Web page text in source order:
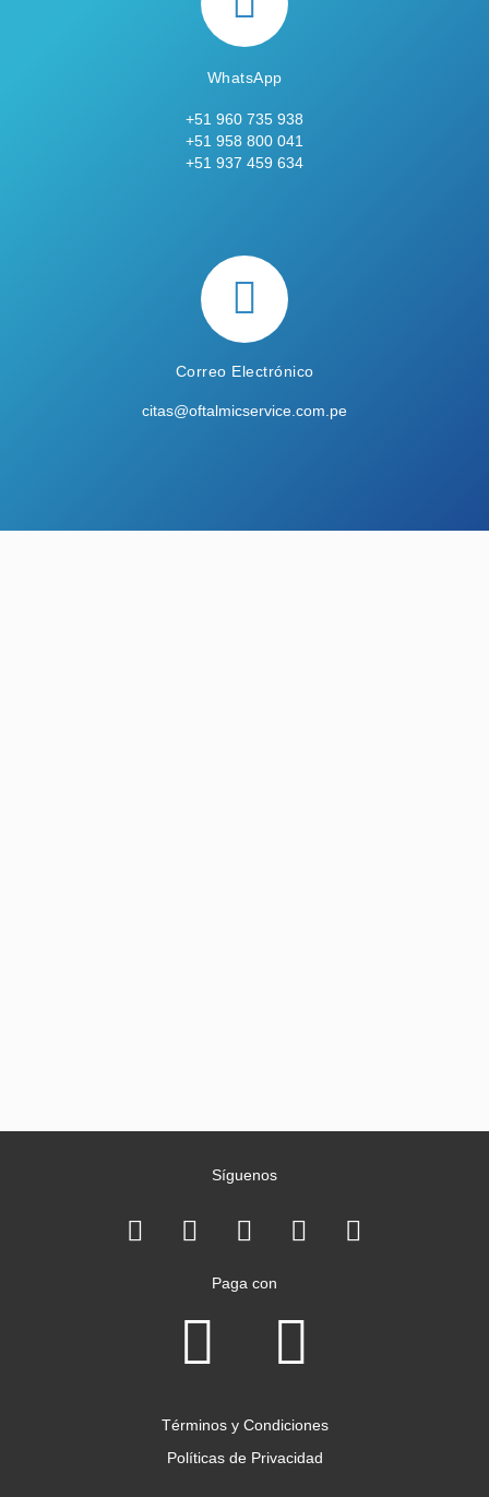
WhatsApp
+51 960 735 938
+51 958 800 041
+51 937 459 634
Correo Electrónico
citas@oftalmicservice.com.pe
Síguenos
Paga con
Términos y Condiciones
Políticas de Privacidad